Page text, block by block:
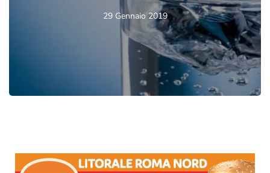
29 Gennaio 2019